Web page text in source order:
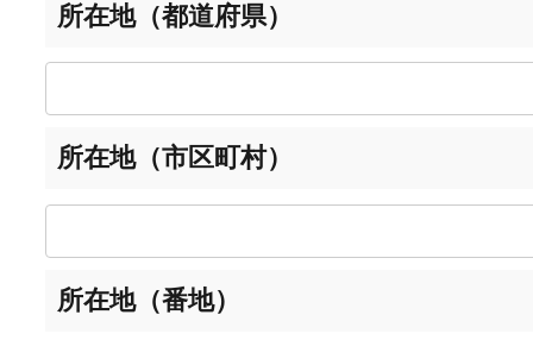
所在地（都道府県）
所在地（市区町村）
所在地（番地）